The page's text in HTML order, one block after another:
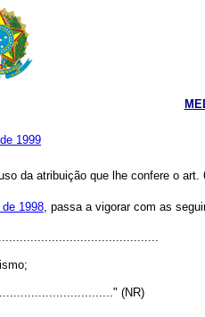
1999
da atribuição que lhe confere o
1998, passa a vigorar com as
(NR)